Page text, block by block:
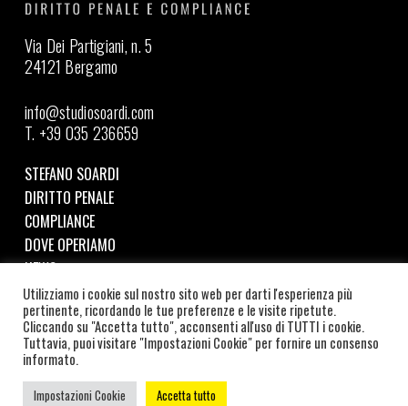
Via Dei Partigiani, n. 5
24121 Bergamo
info@studiosoardi.com
T. +39 035 236659
STEFANO SOARDI
DIRITTO PENALE
COMPLIANCE
DOVE OPERIAMO
NEWS
Seguici su LinkedIn
©2026SOARDI STUDIO LEGALE | C.F. e P.IVA:
SRDSFN87A19B157W |
CREDITS
Utilizziamo i cookie sul nostro sito web per darti l'esperienza più
pertinente, ricordando le tue preferenze e le visite ripetute.
Cliccando su "Accetta tutto", acconsenti all'uso di TUTTI i cookie.
Tuttavia, puoi visitare "Impostazioni Cookie" per fornire un consenso
informato.
Impostazioni Cookie Accetta tutto